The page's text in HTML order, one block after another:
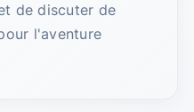
de discuter de
l'aventure